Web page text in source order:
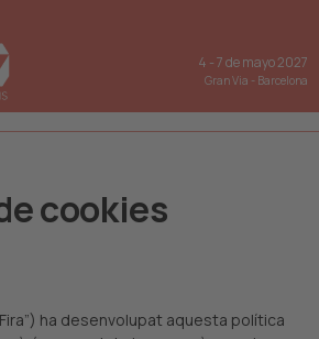
4 -7 de mayo 2027
Gran Via - Barcelona
cookies
ha desenvolupat aquesta política